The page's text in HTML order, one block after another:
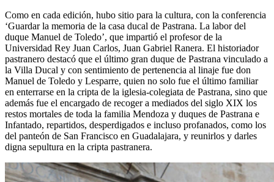
Como en cada edición, hubo sitio para la cultura, con la conferencia
‘Guardar la memoria de la casa ducal de Pastrana. La labor del
duque Manuel de Toledo’, que impartió el profesor de la
Universidad Rey Juan Carlos, Juan Gabriel Ranera. El historiador
pastranero destacó que el último gran duque de Pastrana vinculado a
la Villa Ducal y con sentimiento de pertenencia al linaje fue don
Manuel de Toledo y Lesparre, quien no solo fue el último familiar
en enterrarse en la cripta de la iglesia-colegiata de Pastrana, sino que
además fue el encargado de recoger a mediados del siglo XIX los
restos mortales de toda la familia Mendoza y duques de Pastrana e
Infantado, repartidos, desperdigados e incluso profanados, como los
del panteón de San Francisco en Guadalajara, y reunirlos y darles
digna sepultura en la cripta pastranera.